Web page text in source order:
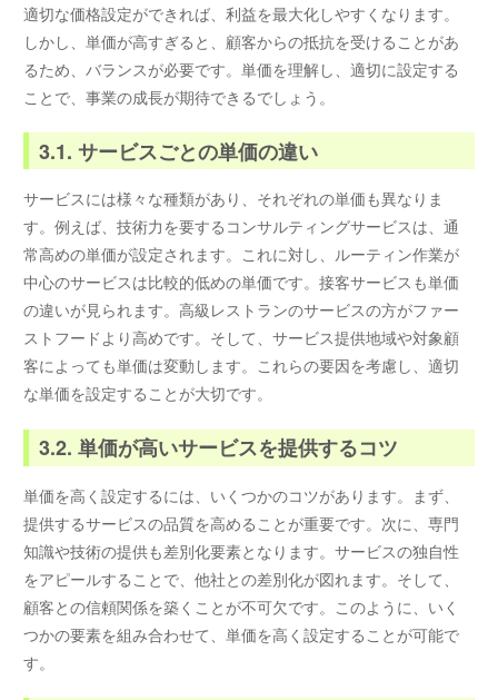
適切な価格設定ができれば、利益を最大化しやすくなります。
しかし、単価が高すぎると、顧客からの抵抗を受けることがあ
るため、バランスが必要です。単価を理解し、適切に設定する
ことで、事業の成長が期待できるでしょう。
3.1. サービスごとの単価の違い
サービスには様々な種類があり、それぞれの単価も異なりま
す。例えば、技術力を要するコンサルティングサービスは、通
常高めの単価が設定されます。これに対し、ルーティン作業が
中心のサービスは比較的低めの単価です。接客サービスも単価
の違いが見られます。高級レストランのサービスの方がファー
ストフードより高めです。そして、サービス提供地域や対象顧
客によっても単価は変動します。これらの要因を考慮し、適切
な単価を設定することが大切です。
3.2. 単価が高いサービスを提供するコツ
単価を高く設定するには、いくつかのコツがあります。まず、
提供するサービスの品質を高めることが重要です。次に、専門
知識や技術の提供も差別化要素となります。サービスの独自性
をアピールすることで、他社との差別化が図れます。そして、
顧客との信頼関係を築くことが不可欠です。このように、いく
つかの要素を組み合わせて、単価を高く設定することが可能で
す。